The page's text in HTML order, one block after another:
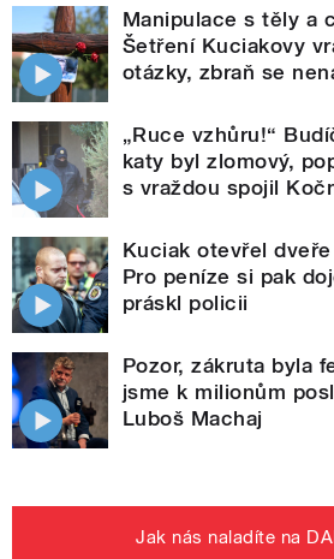
Manipulace s těly a
Šetření Kuciakovy
otázky, zbraň se
„Ruce vzhůru!“
katy byl zlomový,
s vraždou spojil
Kuciak otevřel
Pro peníze si pak
práskl policii
Pozor, zákruta byla
jsme k milionům
Luboš Machaj
Jak nás naladíte na